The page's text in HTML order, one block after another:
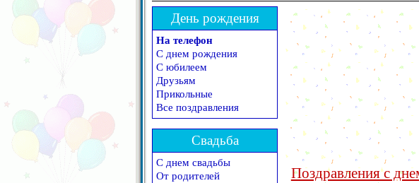
Поздравления с
День рождения
На телефон
С днем рождения
С юбилеем
Друзьям
Прикольные
Все поздравления
Свадьба
С днем свадьбы
От родителей